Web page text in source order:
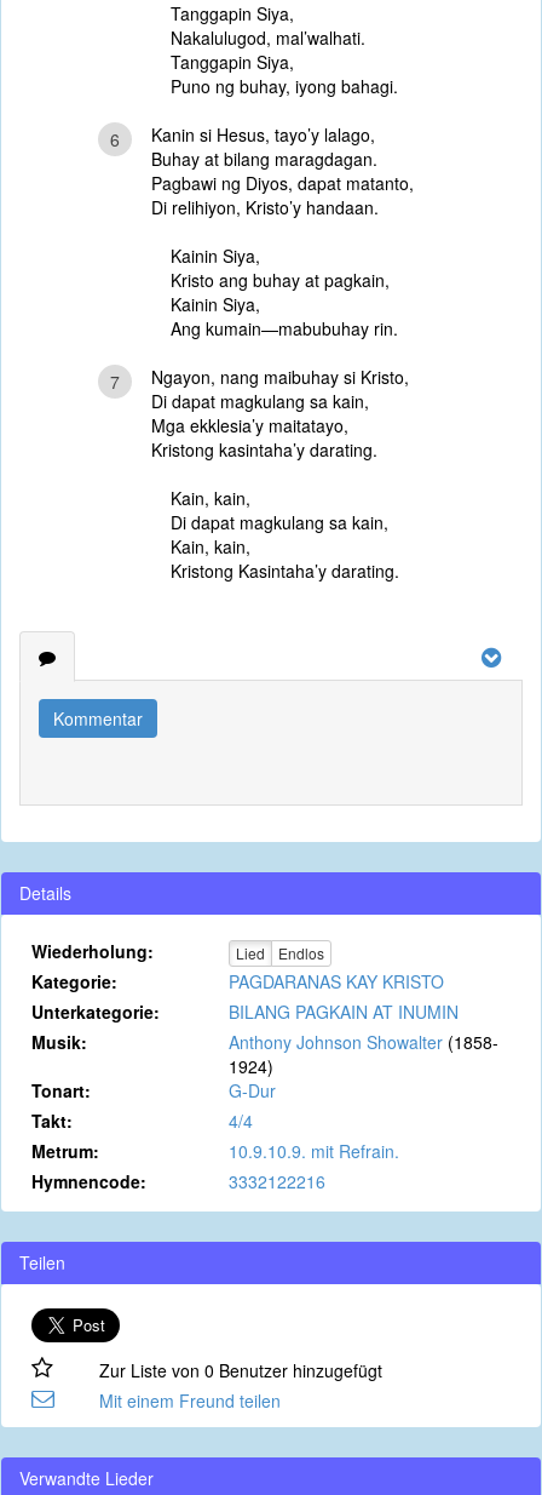
Tanggapin Siya,
Nakalulugod, mal’walhati.
Tanggapin Siya,
Puno ng buhay, iyong bahagi.
6
Kanin si Hesus, tayo’y lalago,
Buhay at bilang maragdagan.
Pagbawi ng Diyos, dapat matanto,
Di relihiyon, Kristo’y handaan.
Kainin Siya,
Kristo ang buhay at pagkain,
Kainin Siya,
Ang kumain—mabubuhay rin.
7
Ngayon, nang maibuhay si Kristo,
Di dapat magkulang sa kain,
Mga ekklesia’y maitatayo,
Kristong kasintaha’y darating.
Kain, kain,
Di dapat magkulang sa kain,
Kain, kain,
Kristong Kasintaha’y darating.
Kommentar
Details
Wiederholung: Lied Endlos
Kategorie:
PAGDARANAS KAY KRISTO
Unterkategorie:
BILANG PAGKAIN AT INUMIN
Musik:
Anthony Johnson Showalter (1858-
1924)
Tonart:
G-Dur
Takt:
4/4
Metrum:
10.9.10.9. mit Refrain.
Hymnencode:
3332122216
Teilen
Zur Liste von 0 Benutzer hinzugefügt
Mit einem Freund teilen
Verwandte Lieder